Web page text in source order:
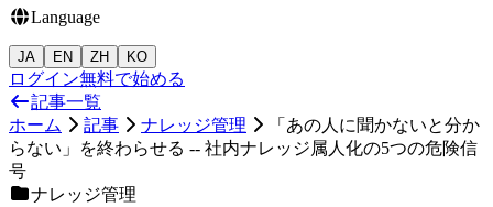
Language
JA EN ZH KO
ログイン無料で始める
記事一覧
ホーム
記事 ナレッジ管理
「あの人に聞かないと分か
らない」を終わらせる -- 社内ナレッジ属人化の5つの危険信
号
ナレッジ管理